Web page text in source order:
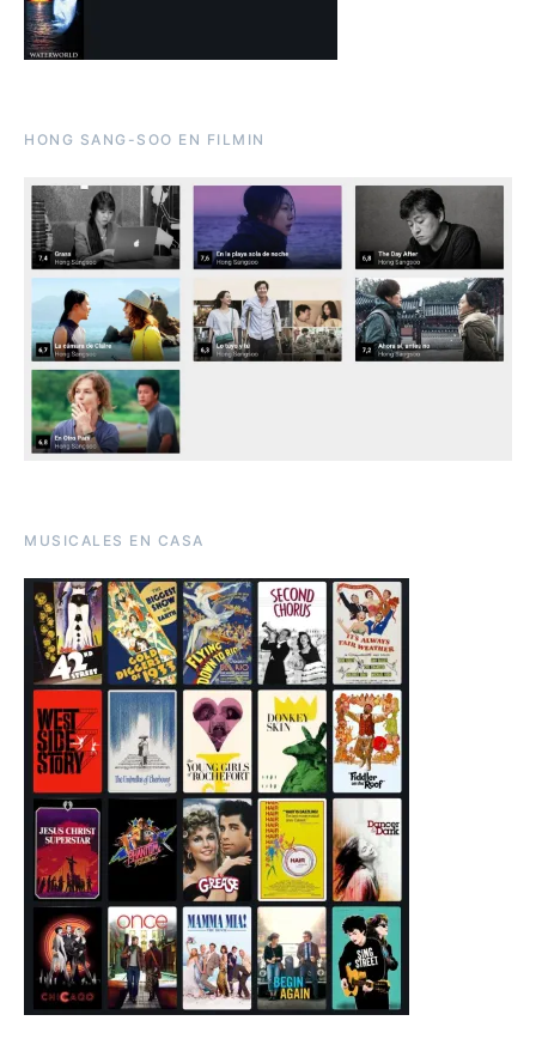
HONG SANG-SOO EN FILMIN
MUSICALES EN CASA